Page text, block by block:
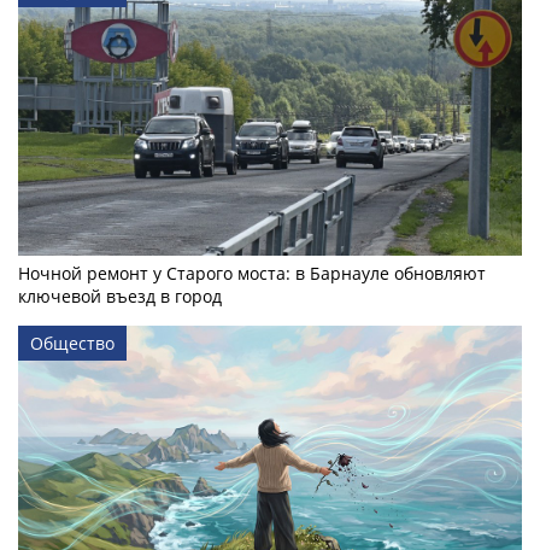
Ночной ремонт у Старого моста: в Барнауле обновляют
ключевой въезд в город
Общество